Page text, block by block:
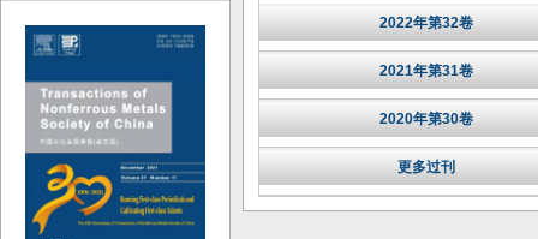
2022年第32卷
2021年第31卷
2020年第30卷
更多过刊